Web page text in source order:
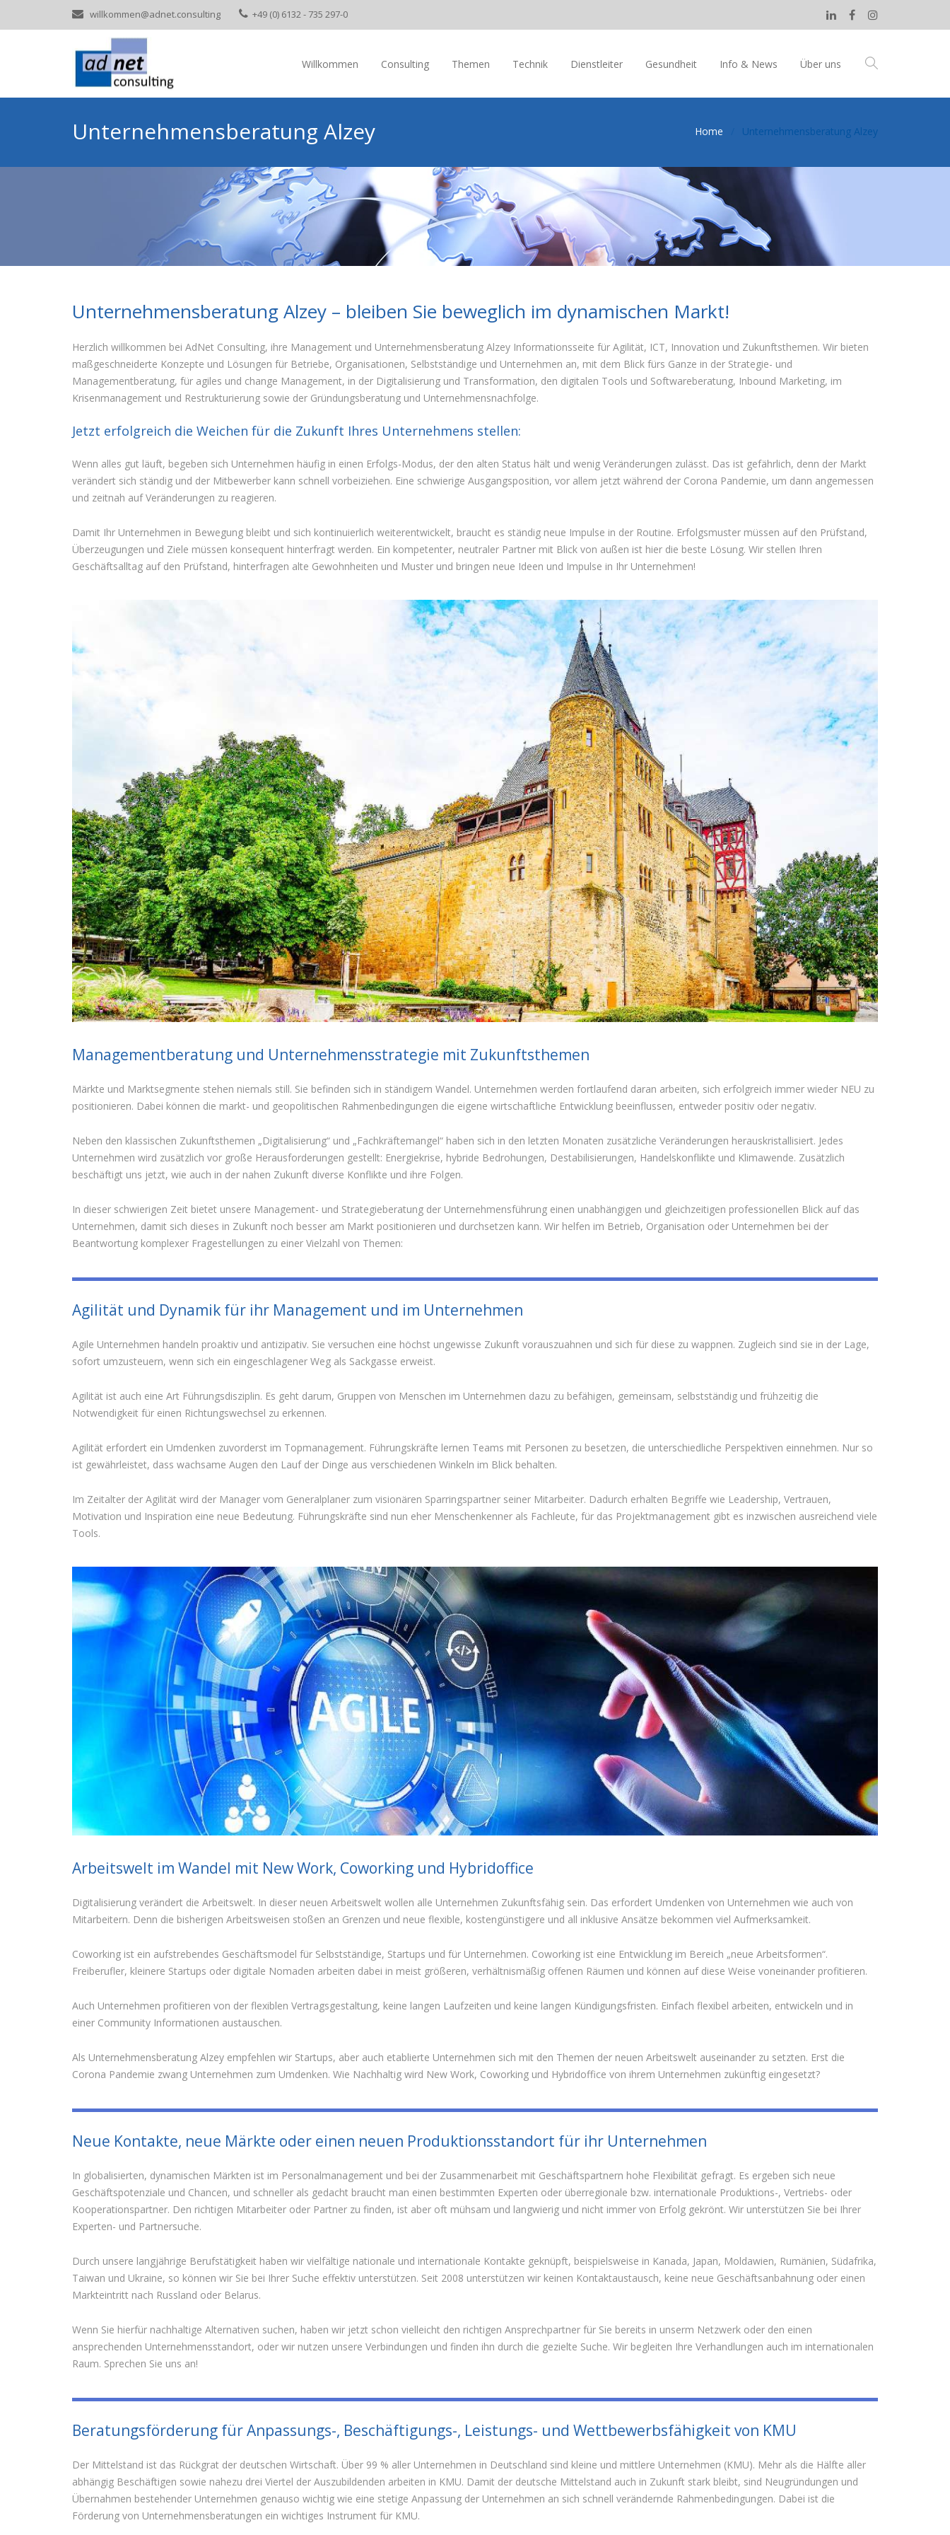
willkommen@adnet.consulting +49 (0) 6132 - 735 297-0
Willkommen Consulting Themen Technik Dienstleiter Gesundheit Info & News Über uns
Unternehmensberatung Alzey Home Unternehmensberatung Alzey
Unternehmensberatung Alzey – bleiben Sie beweglich im dynamischen Markt!
Herzlich willkommen bei AdNet Consulting, ihre Management und Unternehmensberatung Alzey Informationsseite für Agilität, ICT, Innovation und Zukunftsthemen. Wir bieten
maßgeschneiderte Konzepte und Lösungen für Betriebe, Organisationen, Selbstständige und Unternehmen an, mit dem Blick fürs Ganze in der Strategie- und
Managementberatung, für agiles und change Management, in der Digitalisierung und Transformation, den digitalen Tools und Softwareberatung, Inbound Marketing, im
Krisenmanagement und Restrukturierung sowie der Gründungsberatung und Unternehmensnachfolge.
Jetzt erfolgreich die Weichen für die Zukunft Ihres Unternehmens stellen:
Wenn alles gut läuft, begeben sich Unternehmen häufig in einen Erfolgs-Modus, der den alten Status hält und wenig Veränderungen zulässt. Das ist gefährlich, denn der Markt
verändert sich ständig und der Mitbewerber kann schnell vorbeiziehen. Eine schwierige Ausgangsposition, vor allem jetzt während der Corona Pandemie, um dann angemessen
und zeitnah auf Veränderungen zu reagieren.
Damit Ihr Unternehmen in Bewegung bleibt und sich kontinuierlich weiterentwickelt, braucht es ständig neue Impulse in der Routine. Erfolgsmuster müssen auf den Prüfstand,
Überzeugungen und Ziele müssen konsequent hinterfragt werden. Ein kompetenter, neutraler Partner mit Blick von außen ist hier die beste Lösung. Wir stellen Ihren
Geschäftsalltag auf den Prüfstand, hinterfragen alte Gewohnheiten und Muster und bringen neue Ideen und Impulse in Ihr Unternehmen!
Managementberatung und Unternehmensstrategie mit Zukunftsthemen
Märkte und Marktsegmente stehen niemals still. Sie befinden sich in ständigem Wandel. Unternehmen werden fortlaufend daran arbeiten, sich erfolgreich immer wieder NEU zu
positionieren. Dabei können die markt- und geopolitischen Rahmenbedingungen die eigene wirtschaftliche Entwicklung beeinflussen, entweder positiv oder negativ.
Neben den klassischen Zukunftsthemen „Digitalisierung“ und „Fachkräftemangel“ haben sich in den letzten Monaten zusätzliche Veränderungen herauskristallisiert. Jedes
Unternehmen wird zusätzlich vor große Herausforderungen gestellt: Energiekrise, hybride Bedrohungen, Destabilisierungen, Handelskonflikte und Klimawende. Zusätzlich
beschäftigt uns jetzt, wie auch in der nahen Zukunft diverse Konflikte und ihre Folgen.
In dieser schwierigen Zeit bietet unsere Management- und Strategieberatung der Unternehmensführung einen unabhängigen und gleichzeitigen professionellen Blick auf das
Unternehmen, damit sich dieses in Zukunft noch besser am Markt positionieren und durchsetzen kann. Wir helfen im Betrieb, Organisation oder Unternehmen bei der
Beantwortung komplexer Fragestellungen zu einer Vielzahl von Themen:
Agilität und Dynamik für ihr Management und im Unternehmen
Agile Unternehmen handeln proaktiv und antizipativ. Sie versuchen eine höchst ungewisse Zukunft vorauszuahnen und sich für diese zu wappnen. Zugleich sind sie in der Lage,
sofort umzusteuern, wenn sich ein eingeschlagener Weg als Sackgasse erweist.
Agilität ist auch eine Art Führungsdisziplin. Es geht darum, Gruppen von Menschen im Unternehmen dazu zu befähigen, gemeinsam, selbstständig und frühzeitig die
Notwendigkeit für einen Richtungswechsel zu erkennen.
Agilität erfordert ein Umdenken zuvorderst im Topmanagement. Führungskräfte lernen Teams mit Personen zu besetzen, die unterschiedliche Perspektiven einnehmen. Nur so
ist gewährleistet, dass wachsame Augen den Lauf der Dinge aus verschiedenen Winkeln im Blick behalten.
Im Zeitalter der Agilität wird der Manager vom Generalplaner zum visionären Sparringspartner seiner Mitarbeiter. Dadurch erhalten Begriffe wie Leadership, Vertrauen,
Motivation und Inspiration eine neue Bedeutung. Führungskräfte sind nun eher Menschenkenner als Fachleute, für das Projektmanagement gibt es inzwischen ausreichend viele
Tools.
Arbeitswelt im Wandel mit New Work, Coworking und Hybridoffice
Digitalisierung verändert die Arbeitswelt. In dieser neuen Arbeitswelt wollen alle Unternehmen Zukunftsfähig sein. Das erfordert Umdenken von Unternehmen wie auch von
Mitarbeitern. Denn die bisherigen Arbeitsweisen stoßen an Grenzen und neue flexible, kostengünstigere und all inklusive Ansätze bekommen viel Aufmerksamkeit.
Coworking ist ein aufstrebendes Geschäftsmodel für Selbstständige, Startups und für Unternehmen. Coworking ist eine Entwicklung im Bereich „neue Arbeitsformen“.
Freiberufler, kleinere Startups oder digitale Nomaden arbeiten dabei in meist größeren, verhältnismäßig offenen Räumen und können auf diese Weise voneinander profitieren.
Auch Unternehmen profitieren von der flexiblen Vertragsgestaltung, keine langen Laufzeiten und keine langen Kündigungsfristen. Einfach flexibel arbeiten, entwickeln und in
einer Community Informationen austauschen.
Als Unternehmensberatung Alzey empfehlen wir Startups, aber auch etablierte Unternehmen sich mit den Themen der neuen Arbeitswelt auseinander zu setzten. Erst die
Corona Pandemie zwang Unternehmen zum Umdenken. Wie Nachhaltig wird New Work, Coworking und Hybridoffice von ihrem Unternehmen zukünftig eingesetzt?
Neue Kontakte, neue Märkte oder einen neuen Produktionsstandort für ihr Unternehmen
In globalisierten, dynamischen Märkten ist im Personalmanagement und bei der Zusammenarbeit mit Geschäftspartnern hohe Flexibilität gefragt. Es ergeben sich neue
Geschäftspotenziale und Chancen, und schneller als gedacht braucht man einen bestimmten Experten oder überregionale bzw. internationale Produktions-, Vertriebs- oder
Kooperationspartner. Den richtigen Mitarbeiter oder Partner zu finden, ist aber oft mühsam und langwierig und nicht immer von Erfolg gekrönt. Wir unterstützen Sie bei Ihrer
Experten- und Partnersuche.
Durch unsere langjährige Berufstätigkeit haben wir vielfältige nationale und internationale Kontakte geknüpft, beispielsweise in Kanada, Japan, Moldawien, Rumänien, Südafrika,
Taiwan und Ukraine, so können wir Sie bei Ihrer Suche effektiv unterstützen. Seit 2008 unterstützen wir keinen Kontaktaustausch, keine neue Geschäftsanbahnung oder einen
Markteintritt nach Russland oder Belarus.
Wenn Sie hierfür nachhaltige Alternativen suchen, haben wir jetzt schon vielleicht den richtigen Ansprechpartner für Sie bereits in unserm Netzwerk oder den einen
ansprechenden Unternehmensstandort, oder wir nutzen unsere Verbindungen und finden ihn durch die gezielte Suche. Wir begleiten Ihre Verhandlungen auch im internationalen
Raum. Sprechen Sie uns an!
Beratungsförderung für Anpassungs-, Beschäftigungs-, Leistungs- und Wettbewerbsfähigkeit von KMU
Der Mittelstand ist das Rückgrat der deutschen Wirtschaft. Über 99 % aller Unternehmen in Deutschland sind kleine und mittlere Unternehmen (KMU). Mehr als die Hälfte aller
abhängig Beschäftigen sowie nahezu drei Viertel der Auszubildenden arbeiten in KMU. Damit der deutsche Mittelstand auch in Zukunft stark bleibt, sind Neugründungen und
Übernahmen bestehender Unternehmen genauso wichtig wie eine stetige Anpassung der Unternehmen an sich schnell verändernde Rahmenbedingungen. Dabei ist die
Förderung von Unternehmensberatungen ein wichtiges Instrument für KMU.